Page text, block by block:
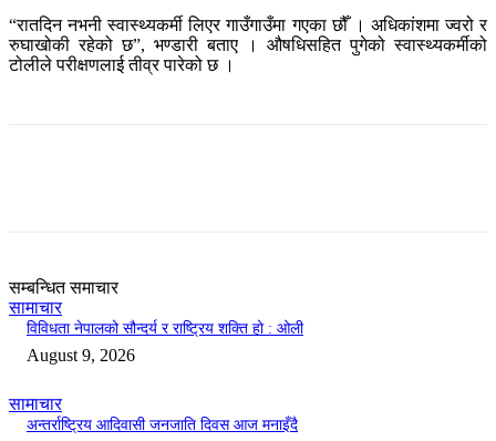
“रातदिन नभनी स्वास्थ्यकर्मी लिएर गाउँगाउँमा गएका छौँ । अधिकांशमा ज्वरो र
रुघाखोकी रहेको छ”, भण्डारी बताए । औषधिसहित पुगेको स्वास्थ्यकर्मीको
टोलीले परीक्षणलाई तीव्र पारेको छ ।
सम्बन्धित समाचार
सामाचार
विविधता नेपालको सौन्दर्य र राष्ट्रिय शक्ति हो : ओली
August 9, 2026
सामाचार
अन्तर्राष्ट्रिय आदिवासी जनजाति दिवस आज मनाइँदै